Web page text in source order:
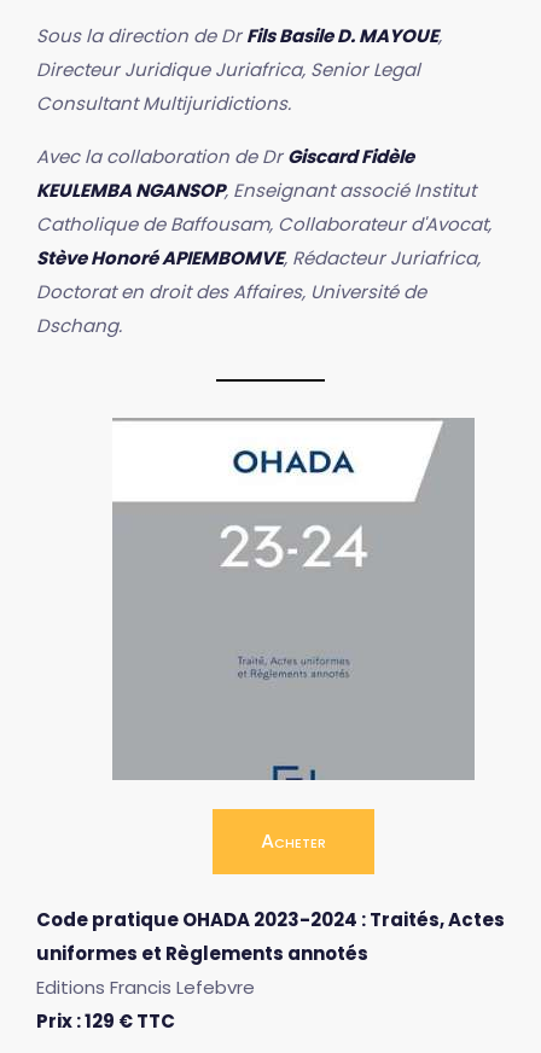
Sous la direction de DrFils Basile D. MAYOUE,
Directeur Juridique Juriafrica, Senior Legal
Consultant Multijuridictions.
Avec la collaboration de DrGiscard Fidèle
KEULEMBA NGANSOP, Enseignant associé Institut
Catholique de Baffousam, Collaborateur d'Avocat,
Stève Honoré APIEMBOMVE, Rédacteur Juriafrica,
Doctorat en droit des Affaires, Université de
Dschang.
Acheter
Code pratique OHADA 2023-2024 : Traités, Actes
uniformes et Règlements annotés
Editions Francis Lefebvre
Prix : 129 € TTC